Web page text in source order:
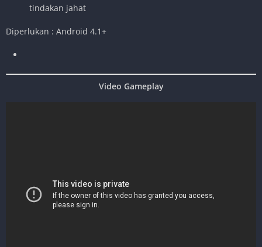
tindakan jahat
Diperlukan : Android 4.1+
Video Gameplay